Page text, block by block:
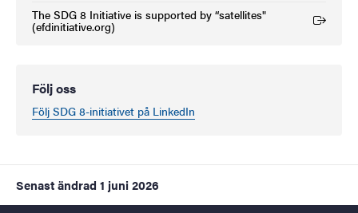
The SDG 8 Initiative is supported by “satellites"
(efdinitiative.org)
(Extern länk)
Följ oss
Följ SDG 8-initiativet på LinkedIn
Senast ändrad 1 juni 2026